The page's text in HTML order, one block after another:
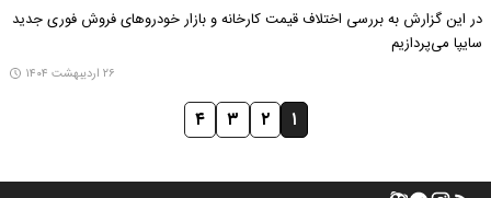
در این گزارش به بررسی اختلاف قیمت کارخانه و بازار خودروهای فروش فوری جدید
سایپا می‌پردازیم
۲۶ اردیبهشت ۱۴۰۴
۱ ۲ ۳ ۴